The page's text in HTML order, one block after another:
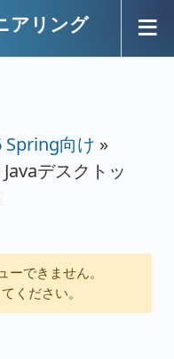
アリング
Spring向け »
デスクトッ
できません。
ください。